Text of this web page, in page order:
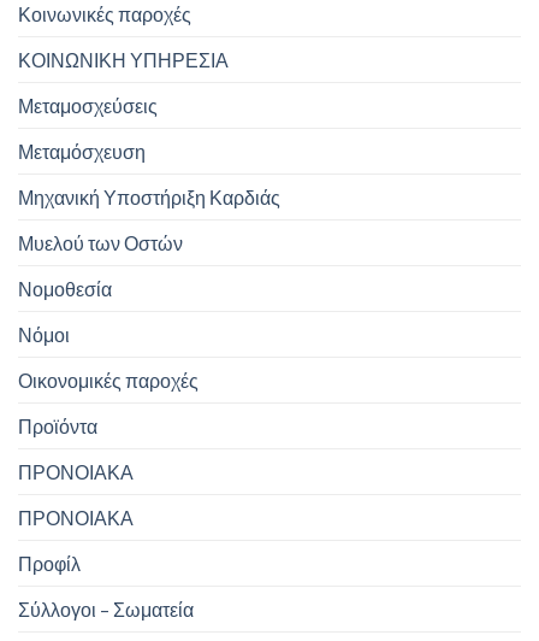
Κοινωνικές παροχές
ΚΟΙΝΩΝΙΚΗ ΥΠΗΡΕΣΙΑ
Μεταμοσχεύσεις
Μεταμόσχευση
Μηχανική Υποστήριξη Καρδιάς
Μυελού των Οστών
Νομοθεσία
Νόμοι
Οικονομικές παροχές
Προϊόντα
ΠΡΟΝΟΙΑΚΑ
ΠΡΟΝΟΙΑΚΑ
Προφίλ
Σύλλογοι – Σωματεία